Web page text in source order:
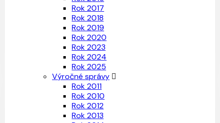
Rok 2017
Rok 2018
Rok 2019
Rok 2020
Rok 2023
Rok 2024
Rok 2025
Výročné správy
Rok 2011
Rok 2010
Rok 2012
Rok 2013